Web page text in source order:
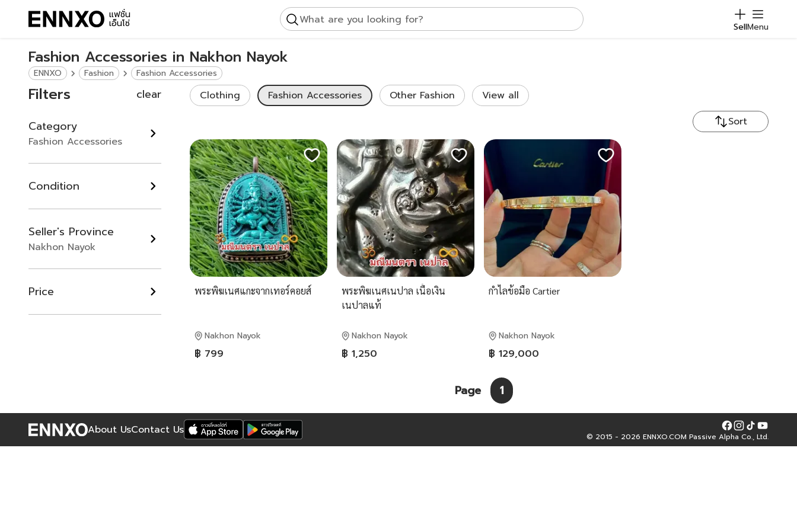
แฟชั่น
เอ็นโซ่ What are you looking for?
SellMenu
Fashion Accessories in Nakhon Nayok
ENNXO Fashion Fashion Accessories
พระพิฆเนศ​แกะจากเทอร์ค​อยส์​
Nakhon Nayok
฿ 799
พระพิฆเนศ​เนปาล เนื้อเงิน
เนปาลแท้
Nakhon Nayok
฿ 1,250
กำไลข้อมือ Cartier
Nakhon Nayok
฿ 129,000
Page 1
Clothing Fashion Accessories Other Fashion
View all
Sort
Filters
clear
Category
Fashion Accessories
Condition
Seller's Province
Nakhon Nayok
Price
About UsContact Us Facebook
Instagram
TiktokYouTube
© 2015 - 2026 ENNXO.COM Passive Alpha Co., Ltd.